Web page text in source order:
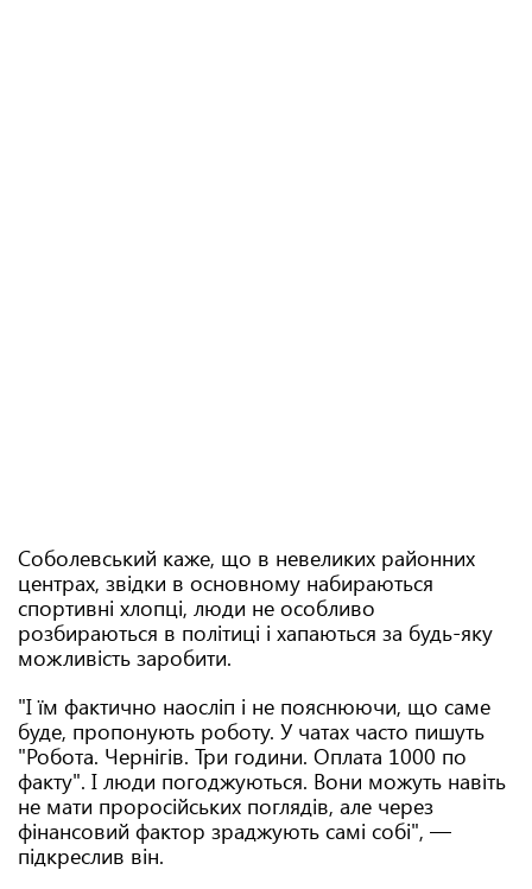
Соболевський каже, що в невеликих районних
центрах, звідки в основному набираються
спортивні хлопці, люди не особливо
розбираються в політиці і хапаються за будь-яку
можливість заробити.
"І їм фактично наосліп і не пояснюючи, що саме
буде, пропонують роботу. У чатах часто пишуть
"Робота. Чернігів. Три години. Оплата 1000 по
факту". І люди погоджуються. Вони можуть навіть
не мати проросійських поглядів, але через
фінансовий фактор зраджують самі собі", —
підкреслив він.